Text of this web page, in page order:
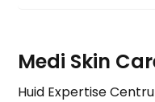
Medi Skin
Huid Expertise